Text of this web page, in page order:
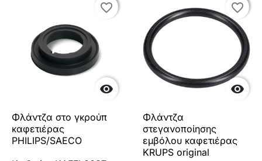

favorite_border
favorite_border
Φλάντζα στο γκρούπ
καφετιέρας
PHILIPS/SAECO

favorite_border
favorite_border
Φλάντζα
στεγανοποίησης
εμβόλου καφετιέρας
KRUPS original